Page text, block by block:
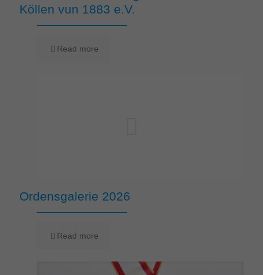
Köllen vun 1883 e.V.
Read more
Ordensgalerie 2026
Read more